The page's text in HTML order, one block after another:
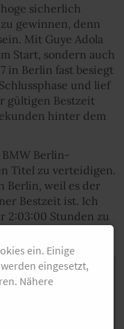
sicherlich
gewinnen, denn
Mit Guye Adola
Start, sondern auch
in Berlin fast besiegt
und lief
gültigen Bestzeit
hinter dem
Berlin-
Titel zu verteidigen.
Berlin, weil es der
Bestzeit ist. Ich
2:03:00 Stunden zu
ein. Einige
eingesetzt,
Nähere